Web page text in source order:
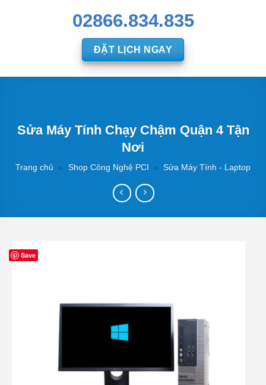
02866.834.835
ĐẶT LỊCH NGAY
Sửa Máy Tính Chạy Chậm Quận 4 Tận
Nơi
Trang chủ » Shop Công Nghệ PCI » Sửa Máy Tính - Laptop
Save